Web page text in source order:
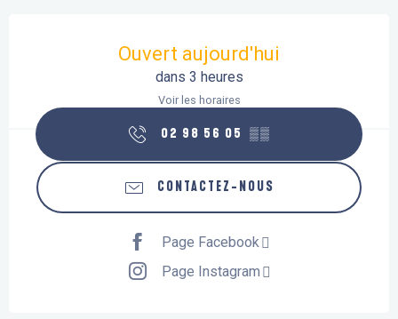
Ouvert aujourd'hui
dans 3 heures
Voir les horaires
02 98 56 05 ▒▒
CONTACTEZ-NOUS
Page Facebook
Page Instagram